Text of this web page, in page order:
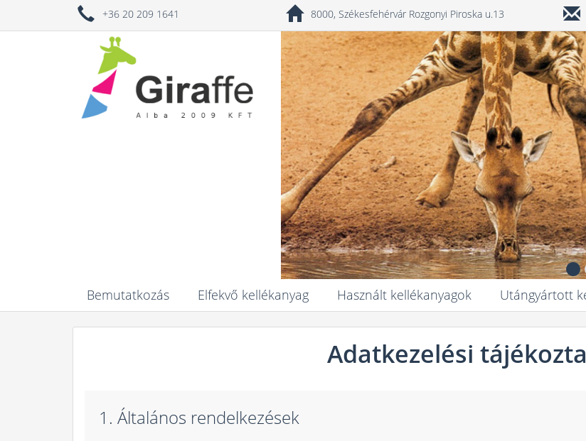
+36 20 209 1641 8000, Székesfehérvár Rozgonyi Piroska u.13
Bemutatkozás Elfekvő kellékanyag Használt kellékanyagok Utángyártott
Adatkezelési
1. Általános rendelkezések